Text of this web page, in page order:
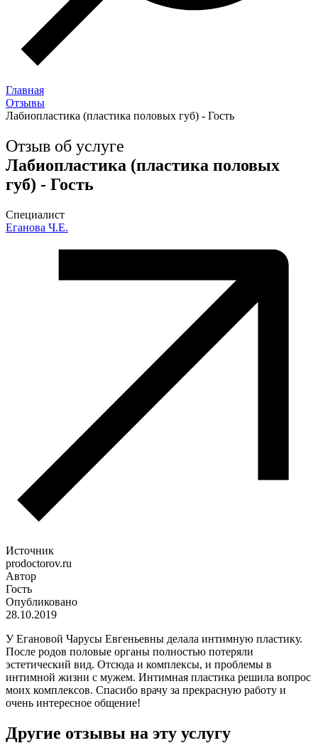
Главная
Отзывы
Лабиопластика (пластика половых губ) - Гость
Отзыв об услуге
Лабиопластика (пластика половых
губ) - Гость
Специалист
Еганова Ч.Е.
Источник
prodoctorov.ru
Автор
Гость
Опубликовано
28.10.2019
У Егановой Чарусы Евгеньевны делала интимную пластику.
После родов половые органы полностью потеряли
эстетический вид. Отсюда и комплексы, и проблемы в
интимной жизни с мужем. Интимная пластика решила вопрос
моих комплексов. Спасибо врачу за прекрасную работу и
очень интересное общение!
Другие отзывы на эту услугу